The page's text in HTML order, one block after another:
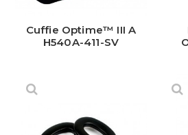
Cuffie Optime™ III A
H540A-411-SV